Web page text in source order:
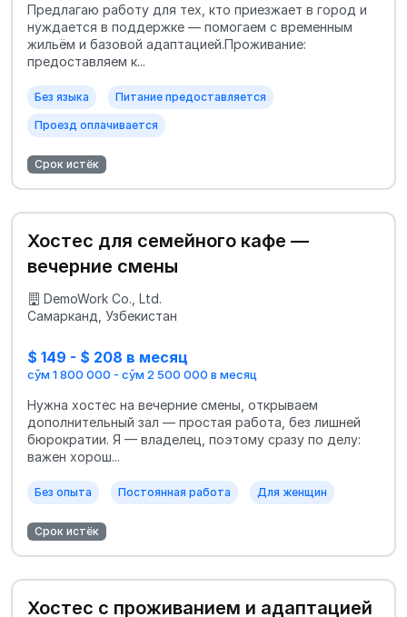
Предлагаю работу для тех, кто приезжает в город и
нуждается в поддержке — помогаем с временным
жильём и базовой адаптацией.Проживание:
предоставляем к...
Без языка Питание предоставляется
Проезд оплачивается
Срок истёк
Хостес для семейного кафе —
вечерние смены
DemoWork Co., Ltd.
Самарканд, Узбекистан
$ 149 - $ 208 в месяц
сўм 1 800 000 - сўм 2 500 000 в месяц
Нужна хостес на вечерние смены, открываем
дополнительный зал — простая работа, без лишней
бюрократии. Я — владелец, поэтому сразу по делу:
важен хорош...
Без опыта Постоянная работа Для женщин
Срок истёк
Хостес с проживанием и адаптацией